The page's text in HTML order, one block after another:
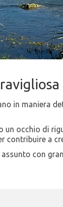
in maniera
un occhio di
contribuire a
con